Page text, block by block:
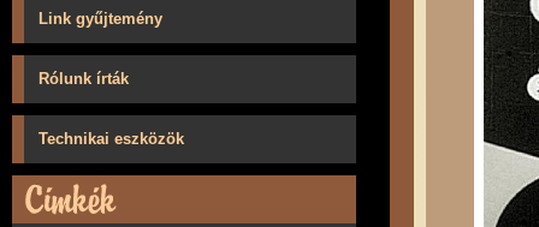
Link gyűjtemény
Rólunk írták
Technikai eszközök